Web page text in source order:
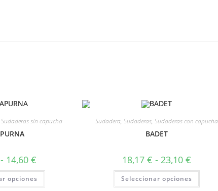
Sudaderas sin capucha
- 14,60 €
opciones
Sudadera, Sudaderas, Sudaderas con capucha
BADET
18,17 € - 23,10 €
Seleccionar opciones